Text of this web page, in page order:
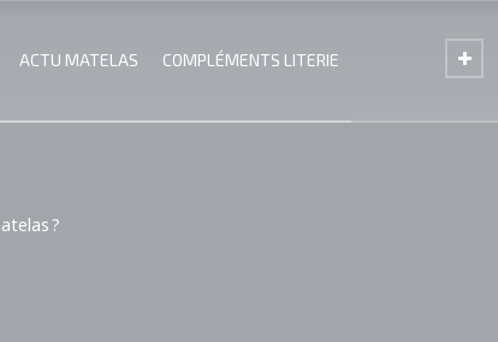
ACTU MATELAS COMPLÉMENTS LITERIE
?